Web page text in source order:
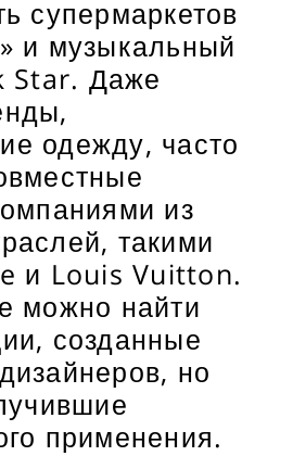
супермаркетов
и музыкальный
Star. Даже
одежду, часто
из
такими
и Louis Vuitton.
можно найти
созданные
но
применения.